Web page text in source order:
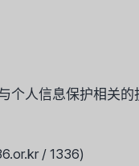
个人信息保护相关
/ 1336)